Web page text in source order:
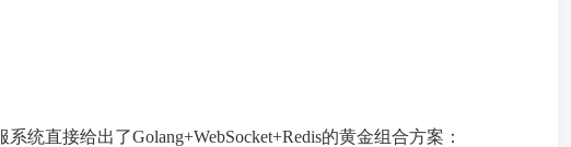
统直接给出了Golang+WebSocket+Redis的黄金组合方案：